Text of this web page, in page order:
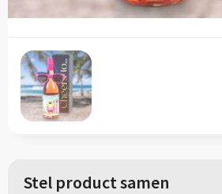
Sinterklaas
Sleutelhangers en Lanyards
Snoepgoed
Spellen voor binnen en buiten
Blazers
Gilets
Veiligheidsvesten en Veiligheidshesjes
Vesten
Werkkleding sets
Stel product samen